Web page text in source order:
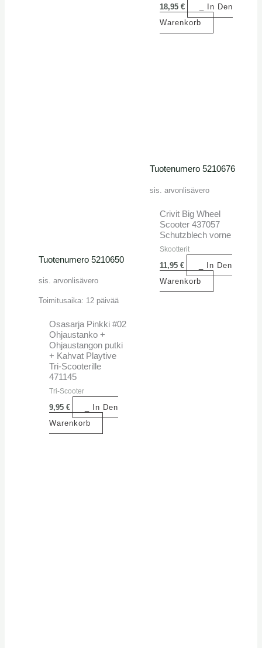
18,95€
_ In Den
Warenkorb
Tuotenumero 5210650
sis. arvonlisävero
Toimitusaika: 12 päivää
Osasarja Pinkki #02
Ohjaustanko +
Ohjaustangon putki
+ Kahvat Playtive
Tri-Scooterille
471145
Tri-Scooter
9,95 €
_ In Den
Warenkorb
Tuotenumero 5210676
sis. arvonlisävero
Crivit Big Wheel
Scooter 437057
Schutzblech vorne
Skootterit
11,95€
_ In Den
Warenkorb